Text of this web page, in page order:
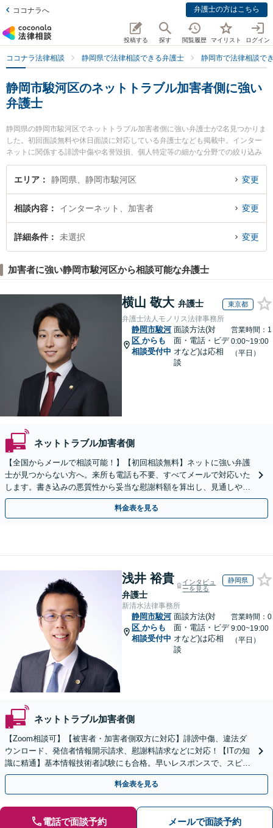
ココナラへ 弁護士の方はこちら
投稿する 探す 閲覧履歴 マイリスト ログイン
ココナラ法律相談 静岡県で法律相談できる弁護士 静岡市で法律相談で
静岡市駿河区のネットトラブル加害者側に強い
弁護士
静岡県の静岡市駿河区でネットトラブル加害者側に強い弁護士が2名見つかりま
した。初回面談無料や休日面談に対応している弁護士なども掲載中。インター
ネットに関係する誹謗中傷や名誉毀損、個人特定等の細かな分野での絞り込み
検索もでき便利です。特に林総合法律事務所の林 克樹弁護士やあおば法律事務
所の下大澤 健弁護士のプロフィール情報や弁護士費用、強みなどが注目されて
解決の実績豊富な近くの弁護士を検索したい』『初回相談無料でネットトラブ
ル加害者側を法律相談できる静岡市駿河区内の弁護士に相談予約したい』など
でお困りの相談者さんにおすすめです。
エリア 静岡県、静岡市駿河区 変更
相談内容 インターネット、加害者 変更
詳細条件 未選択 変更
加害者に強い静岡市駿河区から相談可能な弁護士
横山 敬大 弁護士 東京都
弁護士法人モノリス法律事務所
静岡市駿河
区 からも
相談受付中
面談方法(対
面・電話・ビデ
オなど)は応相
談
営業時間：1
0:00~19:00
（平日）
ネットトラブル加害者側
【全国からメールで相談可能！】【初回相談無料】ネットに強い弁護
士が見つからない方へ。来所も電話も不要、すべてメールで対応いた
します。書き込みの悪質性から妥当な慰謝料額を算出し、見通しや費
用面のリスクも包み隠さずお伝えしサポートします。
料金表を見る
浅井 裕貴
弁護士
インタビュ
ーを見る
静岡県
新清水法律事務所
静岡市駿河
区 からも
相談受付中
面談方法(対
面・電話・ビデ
オなど)は応相
談
営業時間：0
9:00~19:00
（平日）
ネットトラブル加害者側
【Zoom相談可】【被害者・加害者側双方に対応】誹謗中傷、違法ダ
ウンロード、発信者情報開示請求、慰謝料請求などに対応！【ITの知
識に精通】基本情報技術者試験にも合格。早いレスポンスで、スピー
ド感を持って対応します。【Torrentの相談◎】
料金表を見る
電話で面談予約 メールで面談予約